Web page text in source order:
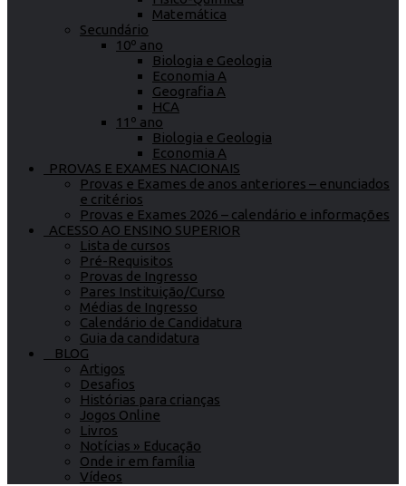
Matemática
Secundário
10º ano
Biologia e Geologia
Economia A
Geografia A
HCA
11º ano
Biologia e Geologia
Economia A
PROVAS E EXAMES NACIONAIS
Provas e Exames de anos anteriores – enunciados
e critérios
Provas e Exames 2026 – calendário e informações
ACESSO AO ENSINO SUPERIOR
Lista de cursos
Pré-Requisitos
Provas de Ingresso
Pares Instituição/Curso
Médias de Ingresso
Calendário de Candidatura
Guia da candidatura
BLOG
Artigos
Desafios
Histórias para crianças
Jogos Online
Livros
Notícias » Educação
Onde ir em família
Vídeos